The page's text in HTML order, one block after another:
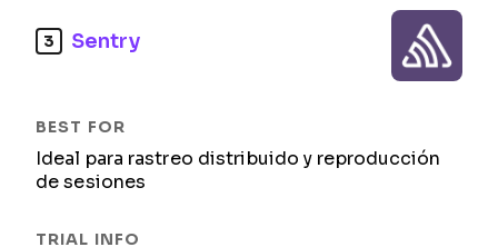
3 Sentry
Ideal para rastreo distribuido y reproducción
de sesiones